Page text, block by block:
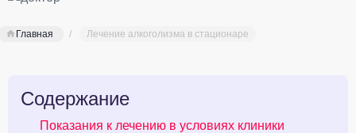
Главная Лечение алкоголизма в стационаре
Содержание
Показания к лечению в условиях клиники